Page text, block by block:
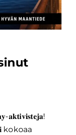
𝐚𝐤𝐭𝐢𝐯𝐢𝐬𝐭𝐞𝐣𝐚!
kokoaa